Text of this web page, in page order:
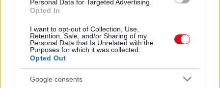
Personal Data for Targeted Advertising.
Opted In
I want to opt-out of Collection, Use,
Retention, Sale, and/or Sharing of my
Personal Data that Is Unrelated with the
Purposes for which it was collected.
Opted Out
Google consents
08. 02.
SOKAN ROSSZUL TÁROLJÁK A GYÓGYSZEREIKET –
Érdemes odafigyelni rá
08. 01.
EGYRE TÖBB FIATALNÁL JELENTKEZIK EZ A
VITAMINHIÁNY – ILYEN JELEKRE FIGYELJ
Erre figyelj!